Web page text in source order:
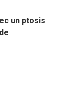
un ptosis